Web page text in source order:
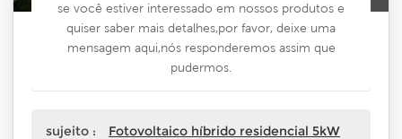
se você estiver interessado em nossos produtos e
quiser saber mais detalhes,por favor, deixe uma
mensagem aqui,nós responderemos assim que
pudermos.
sujeito : Fotovoltaico híbrido residencial 5kW